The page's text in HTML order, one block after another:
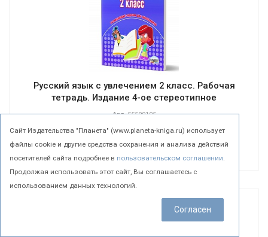
Русский язык с увлечением 2 класс. Рабочая
тетрадь. Издание 4-ое стереотипное
Арт.55590105
Подробнее
Cайт Издательства "Планета" (www.planeta-kniga.ru) использует
файлы cookie и другие средства сохранения и анализа действий
посетителей сайта подробнее в пользовательском соглашении.
Продолжая использовать этот сайт, Вы соглашаетесь с
использованием данных технологий.
Согласен